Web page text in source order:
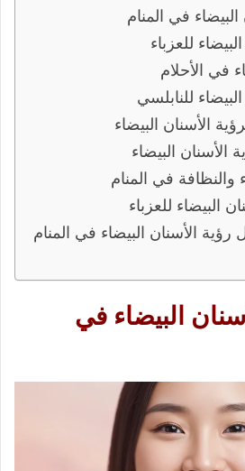
في المنام
للعزباء
في الأحلام
للنابلسي
الأسنان البيضاء
الأسنان البيضاء
والنظافة في المنام
البيضاء للعزباء
رؤية الأسنان البيضاء في المنام
البيضاء في